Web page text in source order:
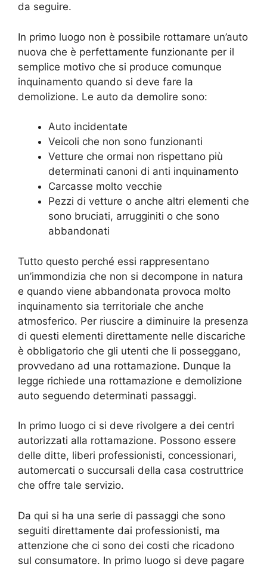
da seguire.
In primo luogo non è possibile rottamare un’auto
nuova che è perfettamente funzionante per il
semplice motivo che si produce comunque
inquinamento quando si deve fare la
demolizione. Le auto da demolire sono:
Auto incidentate
Veicoli che non sono funzionanti
Vetture che ormai non rispettano più
determinati canoni di anti inquinamento
Carcasse molto vecchie
Pezzi di vetture o anche altri elementi che
sono bruciati, arrugginiti o che sono
abbandonati
Tutto questo perché essi rappresentano
un’immondizia che non si decompone in natura
e quando viene abbandonata provoca molto
inquinamento sia territoriale che anche
atmosferico. Per riuscire a diminuire la presenza
di questi elementi direttamente nelle discariche
è obbligatorio che gli utenti che li posseggano,
provvedano ad una rottamazione. Dunque la
legge richiede una rottamazione e demolizione
auto seguendo determinati passaggi.
In primo luogo ci si deve rivolgere a dei centri
autorizzati alla rottamazione. Possono essere
delle ditte, liberi professionisti, concessionari,
automercati o succursali della casa costruttrice
che offre tale servizio.
Da qui si ha una serie di passaggi che sono
seguiti direttamente dai professionisti, ma
attenzione che ci sono dei costi che ricadono
sul consumatore. In primo luogo si deve pagare